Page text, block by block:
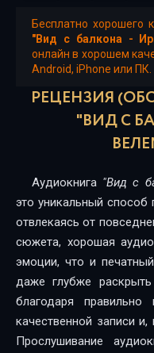
Бесплатно хорошего
"Вид с балкона -
онлайн в хорошем
Android, iPhone или ПК.
РЕЦЕНЗИЯ
"ВИД С
Аудиокнига "Вид с
это уникальный способ
отвлекаясь от
сюжета, хорошая
эмоции, что и
даже глубже
благодаря правильно
качественной записи
Прослушивание